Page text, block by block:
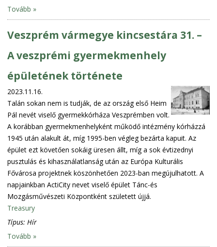
Tovább »
Veszprém vármegye kincsestára 31. –
A veszprémi gyermekmenhely
épületének története
2023.11.16.
Talán sokan nem is tudják, de az ország első Heim
Pál nevét viselő gyermekkórháza Veszprémben volt.
A korábban gyermekmenhelyként működő intézmény kórházzá
1945 után alakult át, míg 1995-ben végleg bezárta kapuit. Az
épület ezt követően sokáig üresen állt, míg a sok évtizednyi
pusztulás és kihasználatlanság után az Európa Kulturális
Fővárosa projektnek köszönhetően 2023-ban megújulhatott. A
napjainkban ActiCity nevet viselő épület Tánc-és
Mozgásművészeti Központként született újjá.
Treasury
Típus: Hír
Tovább »